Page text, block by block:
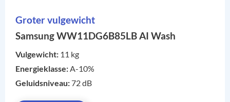
Groter vulgewicht
Samsung WW11DG6B85LB AI Wash
Vulgewicht: 11 kg
Energieklasse:A-10%
Geluidsniveau: 72 dB